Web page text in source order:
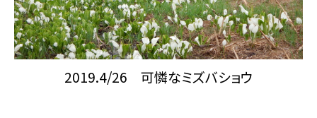
2019.4/26 可憐なミズバショウ